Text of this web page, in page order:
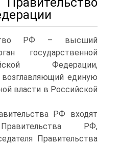
РФ – высший
государственной
Федерации,
возглавляющий единую
власти в Российской
РФ входят
РФ,
Правительства